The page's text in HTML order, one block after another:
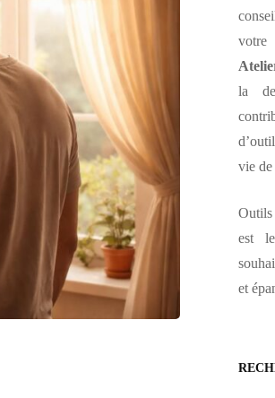
la
vie de
est
et